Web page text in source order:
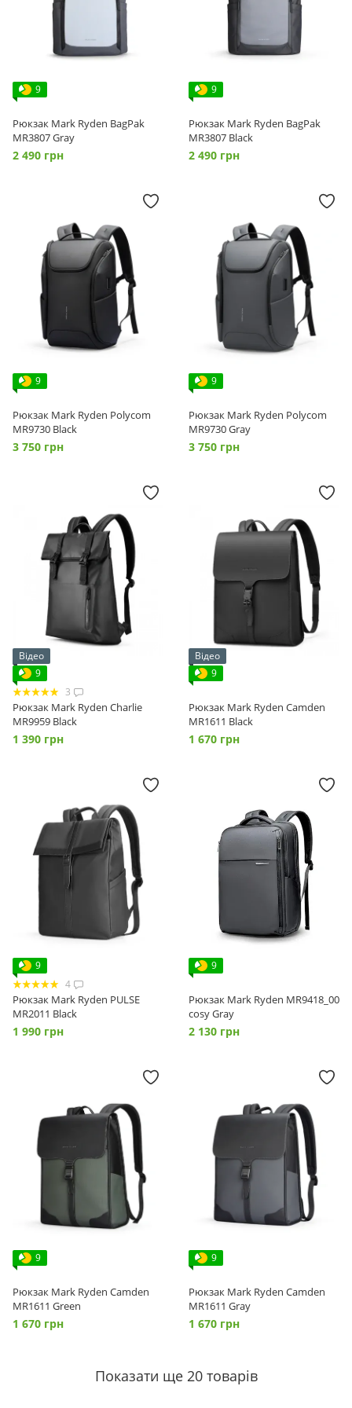
9
Рюкзак Mark Ryden BagPak
MR3807 Gray
2 490 грн
9
Рюкзак Mark Ryden BagPak
MR3807 Black
2 490 грн
9
Рюкзак Mark Ryden Polycom
MR9730 Black
3 750 грн
9
Рюкзак Mark Ryden Polycom
MR9730 Gray
3 750 грн
Відео
9
3
Рюкзак Mark Ryden Charlie
MR9959 Black
1 390 грн
Відео
9
Рюкзак Mark Ryden Camden
MR1611 Black
1 670 грн
9
4
Рюкзак Mark Ryden PULSE
MR2011 Black
1 990 грн
9
Рюкзак Mark Ryden MR9418_00
сosy Gray
2 130 грн
9
Рюкзак Mark Ryden Camden
MR1611 Green
1 670 грн
9
Рюкзак Mark Ryden Camden
MR1611 Gray
1 670 грн
Показати ще 20 товарів